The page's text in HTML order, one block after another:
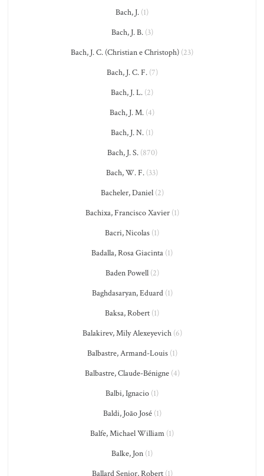
Bach, J. (1)
Bach, J. B.(3)
Bach, J. C. (Christian e Christoph) (23)
Bach, J. C. F.(7)
Bach, J. L. (2)
Bach, J. M. (4)
Bach, J. N. (1)
Bach, J. S.(870)
Bach, W. F. (33)
Bacheler, Daniel(2)
Bachixa, Francisco Xavier(1)
Bacri, Nicolas (1)
Badalla, Rosa Giacinta (1)
Baden Powell(2)
Baghdasaryan, Eduard(1)
Baksa, Robert (1)
Balakirev, Mily Alexeyevich(6)
Balbastre, Armand-Louis(1)
Balbastre, Claude-Bénigne(4)
Balbi, Ignacio (1)
Baldi, João José(1)
Balfe, Michael William (1)
Balke, Jon (1)
Ballard Senior, Robert(1)